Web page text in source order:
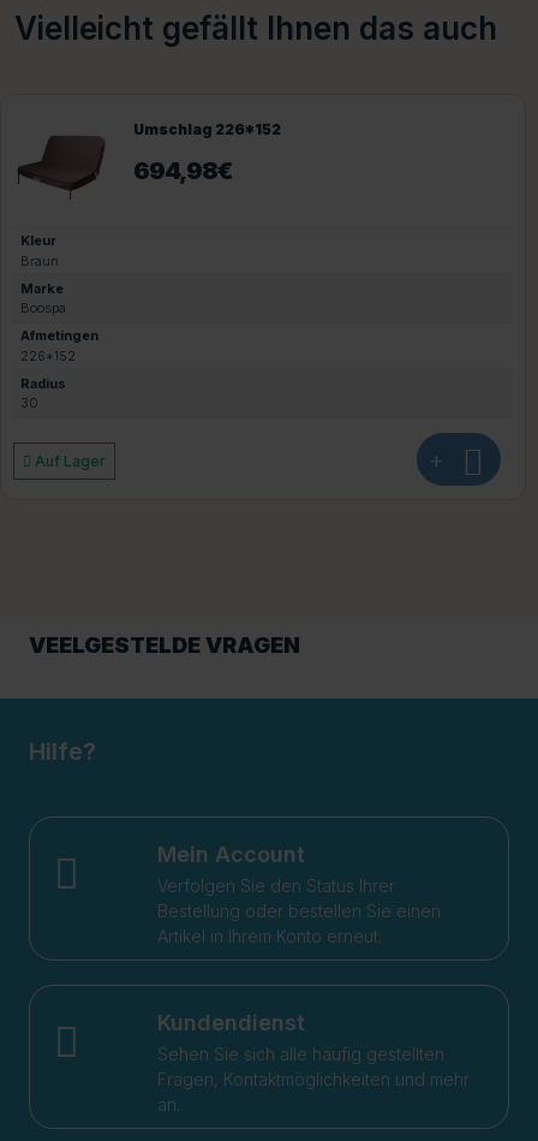
Vielleicht gefällt Ihnen das auch
Umschlag 193*168
694,98
Afmetingen
Auf Lager +
VEELGESTELDE VRAGEN
Hilfe?
Mein Account
Verfolgen Sie den Status Ihrer
Bestellung oder bestellen Sie einen
Artikel in Ihrem Konto erneut.
Kundendienst
Sehen Sie sich alle häufig gestellten
Fragen, Kontaktmöglichkeiten und mehr
an.